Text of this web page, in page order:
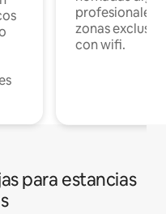
profesionales
zonas
con wifi.
para estancias